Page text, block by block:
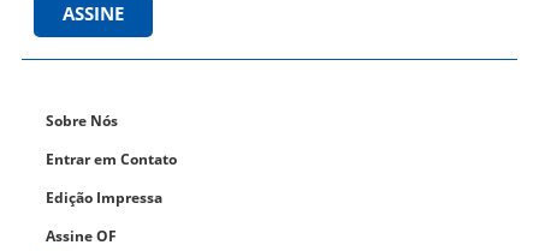
ASSINE
Sobre Nós
Entrar em Contato
Edição Impressa
Assine OF